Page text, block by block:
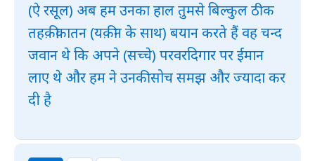
(ऐ रसूल) अब हम उनका हाल तुमसे बिल्कुल ठीक
तहक़ीक़ातन (यक़ीन के साथ) बयान करते हैं वह चन्द
जवान थे कि अपने (सच्चे) परवरदिगार पर ईमान
लाए थे और हम ने उनकी सोच समझ और ज्यादा कर
दी है